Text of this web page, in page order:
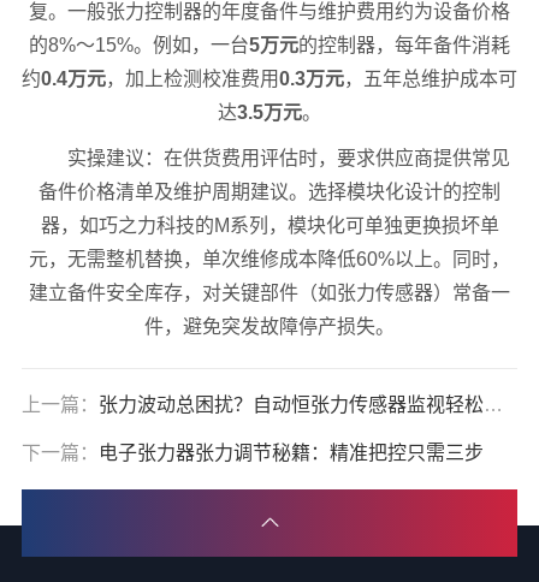
复。一般张力控制器的年度备件与维护费用约为设备价格
的8%～15%。例如，一台5万元的控制器，每年备件消耗
约0.4万元，加上检测校准费用0.3万元，五年总维护成本可
达3.5万元。
实操建议：在供货费用评估时，要求供应商提供常见
备件价格清单及维护周期建议。选择模块化设计的控制
器，如巧之力科技的M系列，模块化可单独更换损坏单
元，无需整机替换，单次维修成本降低60%以上。同时，
建立备件安全库存，对关键部件（如张力传感器）常备一
件，避免突发故障停产损失。
上一篇： 张力波动总困扰？自动恒张力传感器监视轻松搞定
下一篇： 电子张力器张力调节秘籍：精准把控只需三步